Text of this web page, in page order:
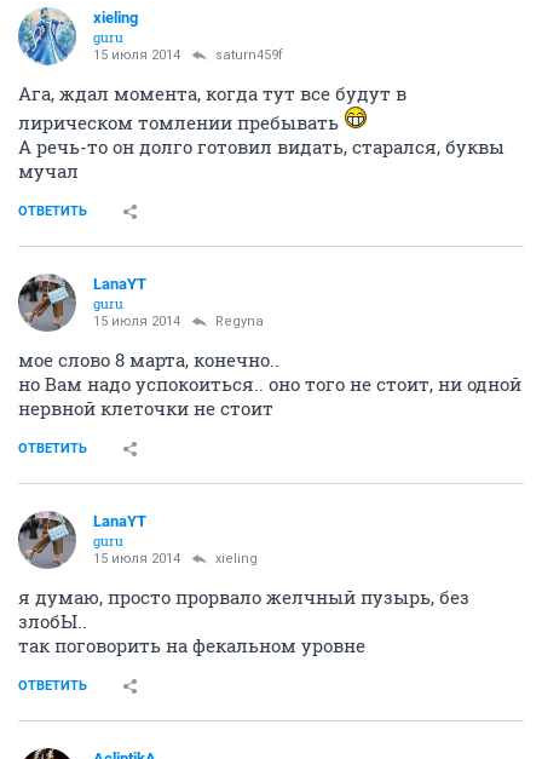
xieling
guru
15 июля 2014 saturn459f
Ага, ждал момента, когда тут все будут в
лирическом томлении пребывать
А речь-то он долго готовил видать, старался, буквы
мучал
ОТВЕТИТЬ
LanaYT
guru
15 июля 2014 Regуna
мое слово 8 марта, конечно..
но Вам надо успокоиться.. оно того не стоит, ни одной
нервной клеточки не стоит
ОТВЕТИТЬ
LanaYT
guru
15 июля 2014 xieling
я думаю, просто прорвало желчный пузырь, без
злобЫ..
так поговорить на фекальном уровне
ОТВЕТИТЬ